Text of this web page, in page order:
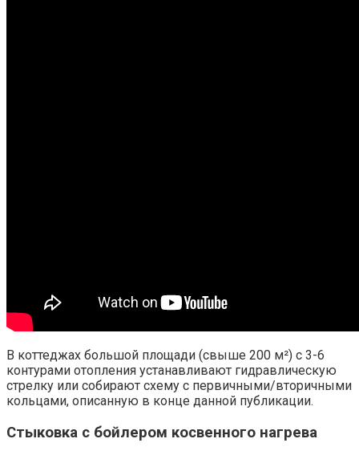
В коттеджах большой площади (свыше 200 м²) с 3-6
контурами отопления устанавливают гидравлическую
стрелку или собирают схему с первичными/вторичными
кольцами, описанную в конце данной публикации.
Стыковка с бойлером косвенного нагрева